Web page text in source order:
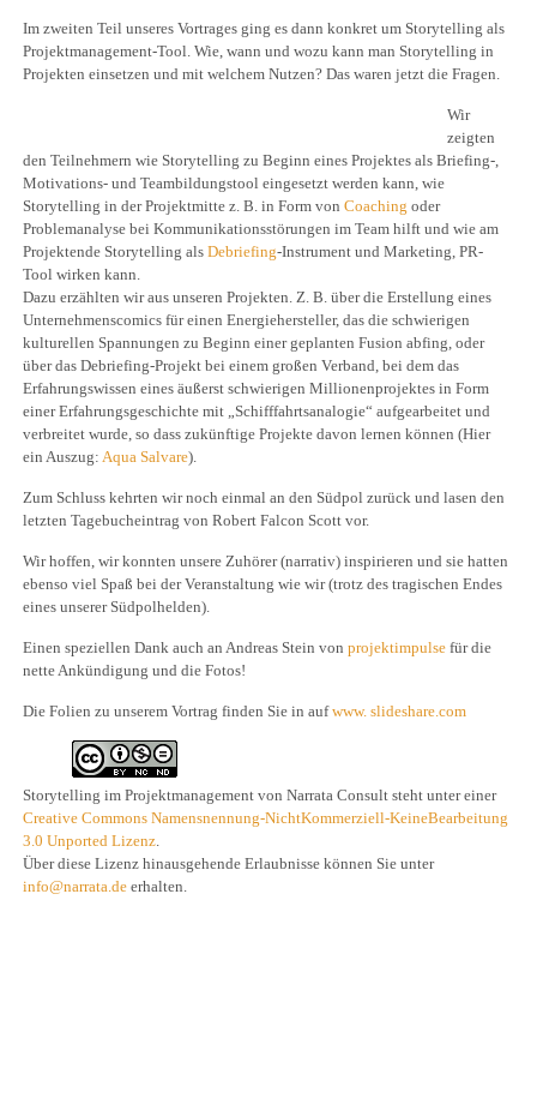
Im zweiten Teil unseres Vortrages ging es dann konkret um Storytelling als
Projektmanagement-Tool. Wie, wann und wozu kann man Storytelling in
Projekten einsetzen und mit welchem Nutzen? Das waren jetzt die Fragen.
Wir
zeigten
den Teilnehmern wie Storytelling zu Beginn eines Projektes als Briefing-,
Motivations- und Teambildungstool eingesetzt werden kann, wie
Storytelling in der Projektmitte z. B. in Form vonCoachingoder
Problemanalyse bei Kommunikationsstörungen im Team hilft und wie am
Projektende Storytelling alsDebriefing-Instrument und Marketing, PR-
Tool wirken kann.
Dazu erzählten wir aus unseren Projekten. Z. B. über die Erstellung eines
Unternehmenscomics für einen Energiehersteller, das die schwierigen
kulturellen Spannungen zu Beginn einer geplanten Fusion abfing, oder
über das Debriefing-Projekt bei einem großen Verband, bei dem das
Erfahrungswissen eines äußerst schwierigen Millionenprojektes in Form
einer Erfahrungsgeschichte mit „Schifffahrtsanalogie“ aufgearbeitet und
verbreitet wurde, so dass zukünftige Projekte davon lernen können (Hier
ein Auszug:Aqua Salvare).
Zum Schluss kehrten wir noch einmal an den Südpol zurück und lasen den
letzten Tagebucheintrag von Robert Falcon Scott vor.
Wir hoffen, wir konnten unsere Zuhörer (narrativ) inspirieren und sie hatten
ebenso viel Spaß bei der Veranstaltung wie wir (trotz des tragischen Endes
eines unserer Südpolhelden).
Einen speziellen Dank auch an Andreas Stein vonprojektimpulsefür die
nette Ankündigung und die Fotos!
Die Folien zu unserem Vortrag finden Sie in aufwww. slideshare.com
Storytelling im Projektmanagement vonNarrata Consult steht unter einer
Creative Commons Namensnennung-NichtKommerziell-KeineBearbeitung
3.0 Unported Lizenz.
Über diese Lizenz hinausgehende Erlaubnisse können Sie unter
info@narrata.de erhalten.